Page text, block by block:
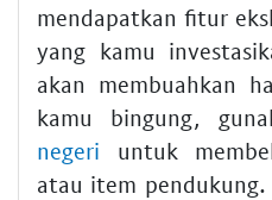
mendapatkan fitur
yang kamu
akan membuahkan
kamu bingung,
negeri untuk
atau item